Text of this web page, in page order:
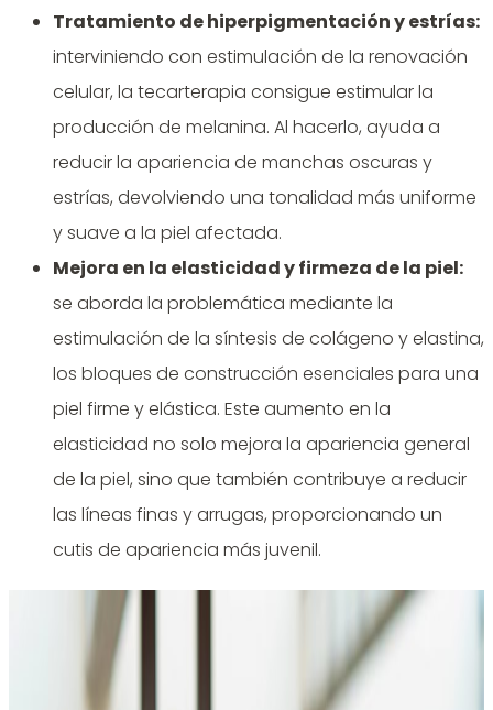
Tratamiento de hiperpigmentación y estrías:
interviniendo con estimulación de la renovación
celular, la tecarterapia consigue estimular la
producción de melanina. Al hacerlo, ayuda a
reducir la apariencia de manchas oscuras y
estrías, devolviendo una tonalidad más uniforme
y suave a la piel afectada.
Mejora en la elasticidad y firmeza de la piel:
se aborda la problemática mediante la
estimulación de la síntesis de colágeno y elastina,
los bloques de construcción esenciales para una
piel firme y elástica. Este aumento en la
elasticidad no solo mejora la apariencia general
de la piel, sino que también contribuye a reducir
las líneas finas y arrugas, proporcionando un
cutis de apariencia más juvenil.